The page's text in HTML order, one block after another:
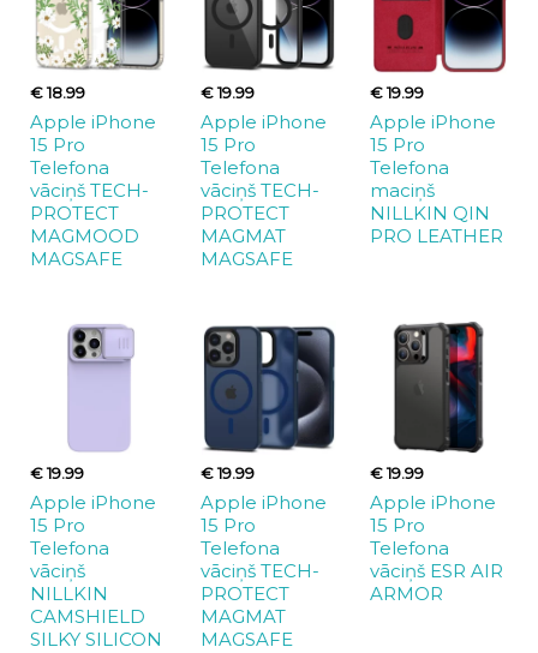
€ 18.99
Apple iPhone
15 Pro
Telefona
vāciņš TECH-
PROTECT
MAGMOOD
MAGSAFE
€ 19.99
Apple iPhone
15 Pro
Telefona
vāciņš TECH-
PROTECT
MAGMAT
MAGSAFE
€ 19.99
Apple iPhone
15 Pro
Telefona
maciņš
NILLKIN QIN
PRO LEATHER
€ 19.99
Apple iPhone
15 Pro
Telefona
vāciņš
NILLKIN
CAMSHIELD
SILKY SILICON
€ 19.99
Apple iPhone
15 Pro
Telefona
vāciņš TECH-
PROTECT
MAGMAT
MAGSAFE
€ 19.99
Apple iPhone
15 Pro
Telefona
vāciņš ESR AIR
ARMOR